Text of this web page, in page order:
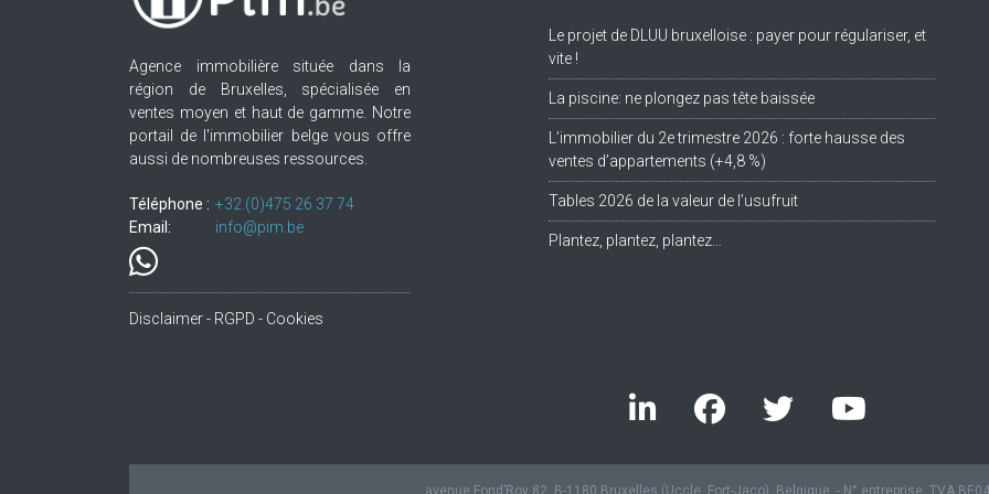
Agence immobilière située dans la
région de Bruxelles, spécialisée en
ventes moyen et haut de gamme. Notre
portail de l'immobilier belge vous offre
aussi de nombreuses ressources.
Téléphone : +32.(0)475 26 37 74
Email:
info@pim.be
Disclaimer - RGPD - Cookies
Le projet de DLUU bruxelloise : payer pour régulariser, et
vite !
La piscine: ne plongez pas tête baissée
L’immobilier du 2e trimestre 2026 : forte hausse des
ventes d’appartements (+4,8 %)
Tables 2026 de la valeur de l’usufruit
Plantez, plantez, plantez…
avenue Fond’Roy 82, B-1180 Bruxelles (Uccle, Fort-Jaco), Belgique. - N° entreprise: TVA